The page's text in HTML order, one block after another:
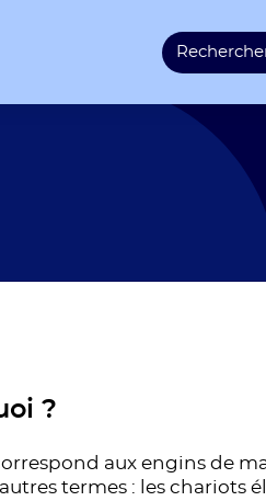
Rechercher
?
aux engins de
termes : les chariots